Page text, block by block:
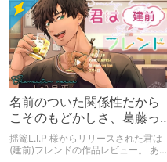
名前のついた関係性だから
こそのもどかしさ、葛藤っ
て良くない？
揺篭L.I.P 様からリリースされた君は
(建前)フレンドの作品レビュー。 あま